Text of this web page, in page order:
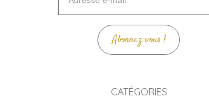
mail
Abonnez-vous !
CATÉGORIES